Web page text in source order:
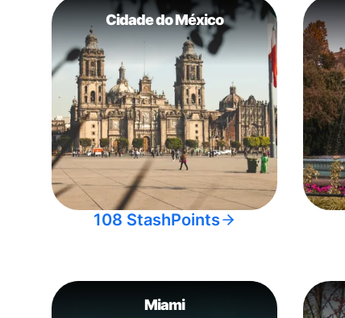
Cidade do México
108 StashPoints
Miami